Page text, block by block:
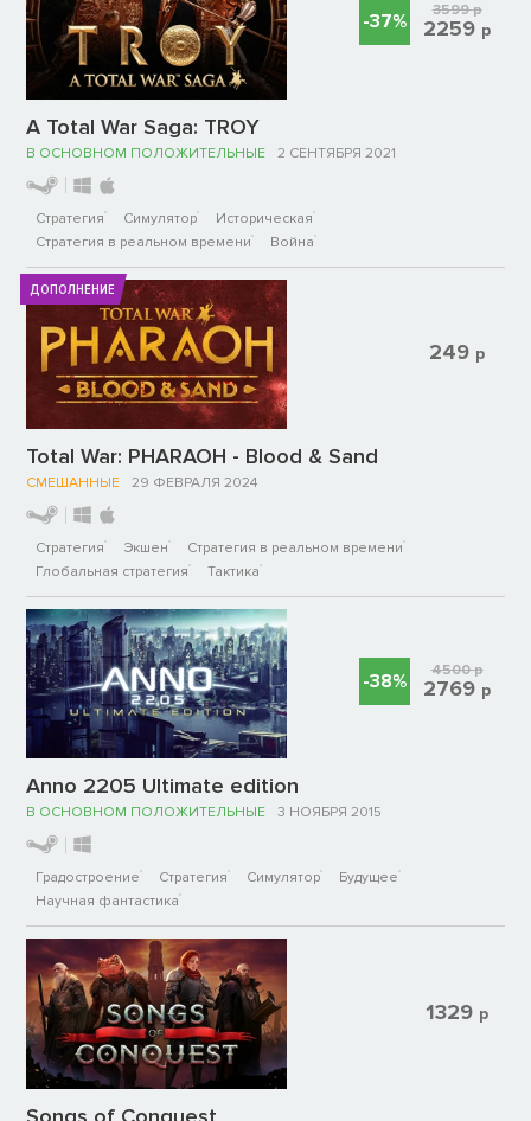
A Total War Saga: TROY
В ОСНОВНОМ ПОЛОЖИТЕЛЬНЫЕ 2 СЕНТЯБРЯ 2021
Стратегия Симулятор
Историческая
Стратегия в реальном времени
Война
-37% 3599р
2259 р
ДОПОЛНЕНИЕ
Total War: PHARAOH - Blood & Sand
СМЕШАННЫЕ 29 ФЕВРАЛЯ 2024
Стратегия Экшен
Стратегия в реальном времени
Глобальная стратегия
Тактика
249 р
Anno 2205 Ultimate edition
В ОСНОВНОМ ПОЛОЖИТЕЛЬНЫЕ 3 НОЯБРЯ 2015
Градостроение Стратегия Симулятор
Будущее
Научная фантастика
-38% 4500р
2769 р
1329 р